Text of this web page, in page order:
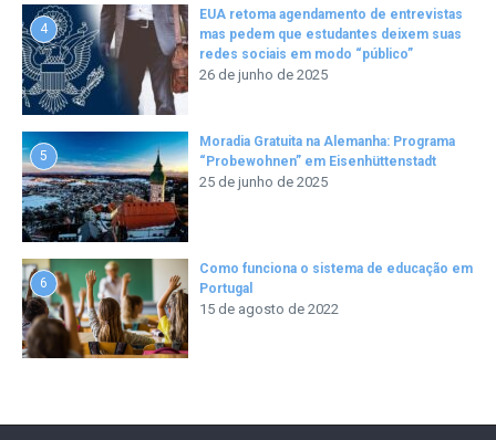
4
EUA retoma agendamento de entrevistas
mas pedem que estudantes deixem suas
redes sociais em modo “público”
26 de junho de 2025
5
Moradia Gratuita na Alemanha: Programa
“Probewohnen” em Eisenhüttenstadt
25 de junho de 2025
6
Como funciona o sistema de educação em
Portugal
15 de agosto de 2022